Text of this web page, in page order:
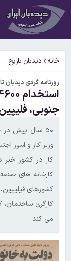
خانه دیدبان تاریخ
روزنامه گردی دیدبان تاریخ
جنوبی،
وزیر کار و امور
کار در کشور خبر
کشورهای
کارگری ساختمان،
می کند